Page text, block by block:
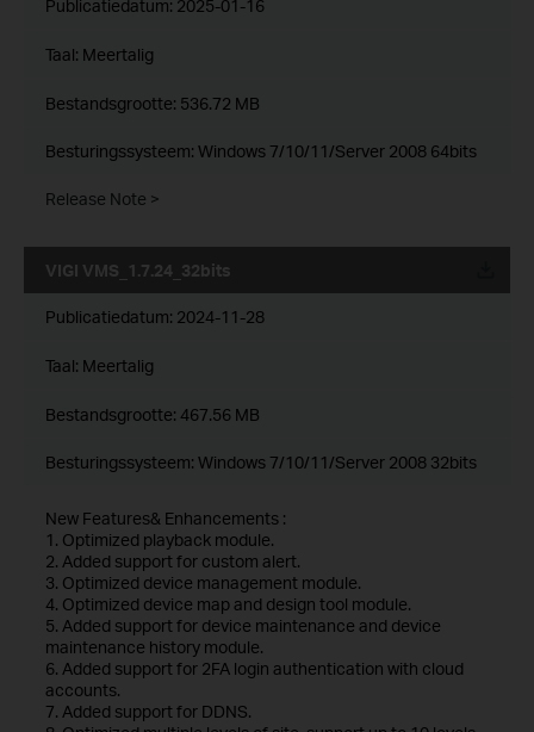
Publicatiedatum: 2025-01-16
Taal: Meertalig
Bestandsgrootte: 536.72 MB
Besturingssysteem: Windows 7/10/11/Server 2008 64bits
Release Note >
VIGI VMS_1.7.24_32bits
Publicatiedatum: 2024-11-28
Taal: Meertalig
Bestandsgrootte: 467.56 MB
Besturingssysteem: Windows 7/10/11/Server 2008 32bits
New Features& Enhancements :
1. Optimized playback module.
2. Added support for custom alert.
3. Optimized device management module.
4. Optimized device map and design tool module.
5. Added support for device maintenance and device
maintenance history module.
6. Added support for 2FA login authentication with cloud
accounts.
7. Added support for DDNS.